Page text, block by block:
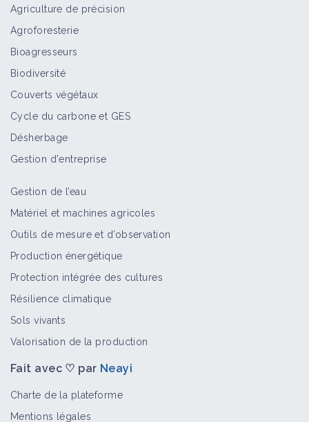
Agriculture de précision
Agroforesterie
Bioagresseurs
Biodiversité
Couverts végétaux
Cycle du carbone et GES
Désherbage
Gestion d'entreprise
Gestion de l’eau
Matériel et machines agricoles
Outils de mesure et d’observation
Production énergétique
Protection intégrée des cultures
Résilience climatique
Sols vivants
Valorisation de la production
Fait avec ♡ par Neayi
Charte de la plateforme
Mentions légales